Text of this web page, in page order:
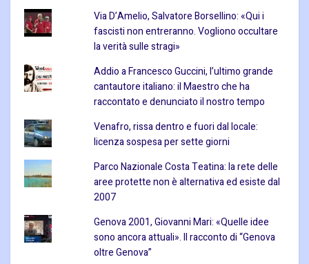
Via D’Amelio, Salvatore Borsellino: «Qui i
fascisti non entreranno. Vogliono occultare
la verità sulle stragi»
Addio a Francesco Guccini, l’ultimo grande
cantautore italiano: il Maestro che ha
raccontato e denunciato il nostro tempo
Venafro, rissa dentro e fuori dal locale:
licenza sospesa per sette giorni
Parco Nazionale Costa Teatina: la rete delle
aree protette non è alternativa ed esiste dal
2007
Genova 2001, Giovanni Mari: «Quelle idee
sono ancora attuali». Il racconto di “Genova
oltre Genova”